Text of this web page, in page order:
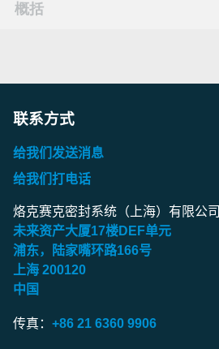
联系方式
给我们发送消息
给我们打电话
烙克赛克密封系统（上海）有限公司
未来资产大厦17楼DEF单元
浦东，陆家嘴环路166号
上海 200120
中国
传真： +86 21 6360 9906